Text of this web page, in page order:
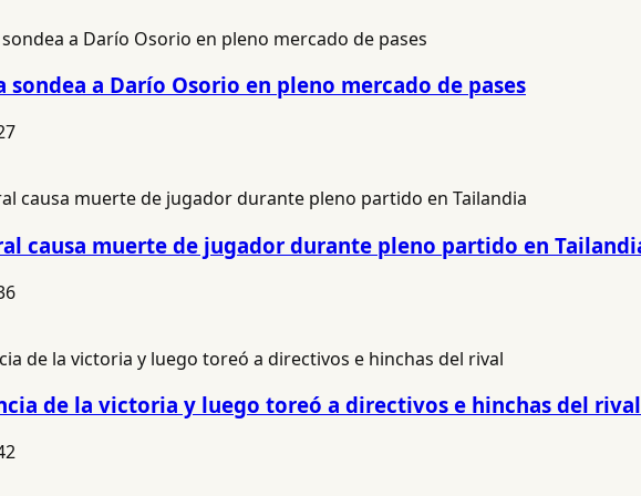
a Darío Osorio en pleno mercado de pases
causa muerte de jugador durante pleno partido en
de la victoria y luego toreó a directivos e hinchas del rival